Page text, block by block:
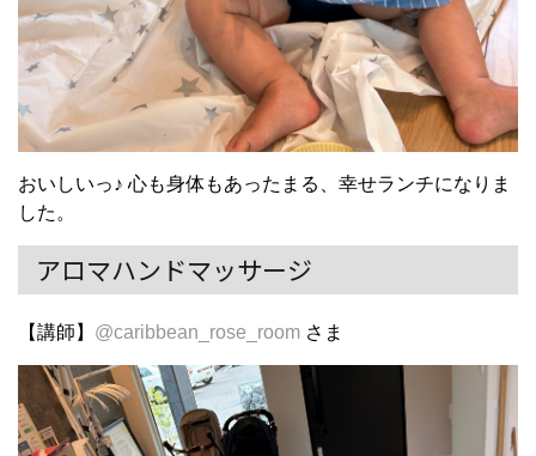
おいしいっ♪ 心も身体もあったまる、幸せランチになりま
した。
アロマハンドマッサージ
【講師】 @caribbean_rose_room さま